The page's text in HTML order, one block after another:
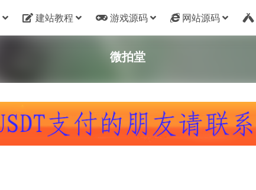
建站教程 游戏源码 网站源码
微拍堂